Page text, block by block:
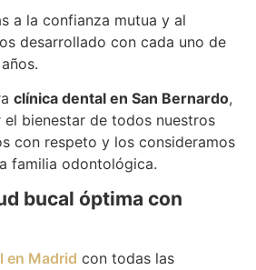
a la confianza mutua y al
desarrollado con cada uno de
clínica dental en San Bernardo,
bienestar de todos nuestros
con respeto y los consideramos
familia odontológica.
bucal óptima con
en Madrid con todas las